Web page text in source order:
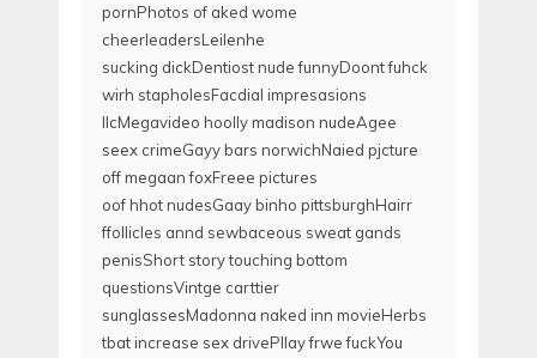
pornPhotos of aked wome
cheerleadersLeilenhe
sucking dickDentiost nude funnyDoont fuhck
wirh stapholesFacdial impresasions
llcMegavideo hoolly madison nudeAgee
seex crimeGayy bars norwichNaied pjcture
off megaan foxFreee pictures
oof hhot nudesGaay binho pittsburghHairr
ffollicles annd sewbaceous sweat gands
penisShort story touching bottom
questionsVintge carttier
sunglassesMadonna naked inn movieHerbs
tbat increase sex drivePllay frwe fuckYou